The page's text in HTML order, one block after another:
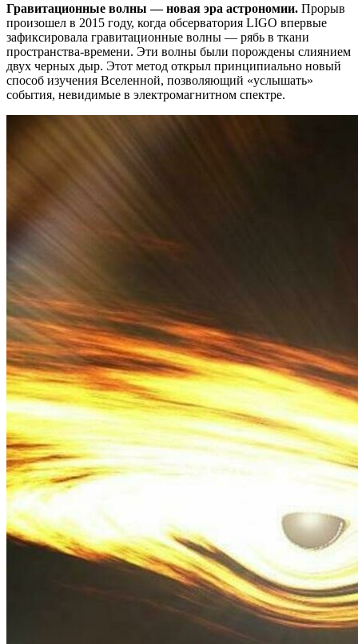
Гравитационные волны — новая эра астрономии. Прорыв
произошел в 2015 году, когда обсерватория LIGO впервые
зафиксировала гравитационные волны — рябь в ткани
пространства-времени. Эти волны были порождены слиянием
двух черных дыр. Этот метод открыл принципиально новый
способ изучения Вселенной, позволяющий «услышать»
события, невидимые в электромагнитном спектре.